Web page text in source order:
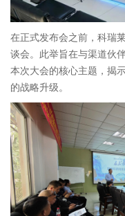
在正式发布会之前，科瑞
谈会。此举旨在与渠道伙
本次大会的核心主题，揭
的战略升级。